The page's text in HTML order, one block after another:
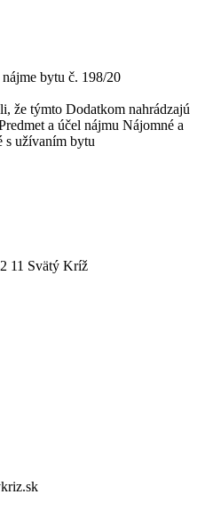
bytu č. 198/20
že týmto Dodatkom nahrádzajú
a účel nájmu Nájomné a
s užívaním bytu
11 Svätý Kríž